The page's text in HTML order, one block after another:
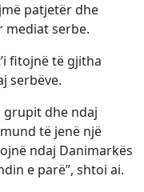
patjetër dhe
mediat serbe.
fitojnë të gjitha
serbëve.
grupit dhe ndaj
të jenë një
ndaj Danimarkës
e parë”, shtoi ai.